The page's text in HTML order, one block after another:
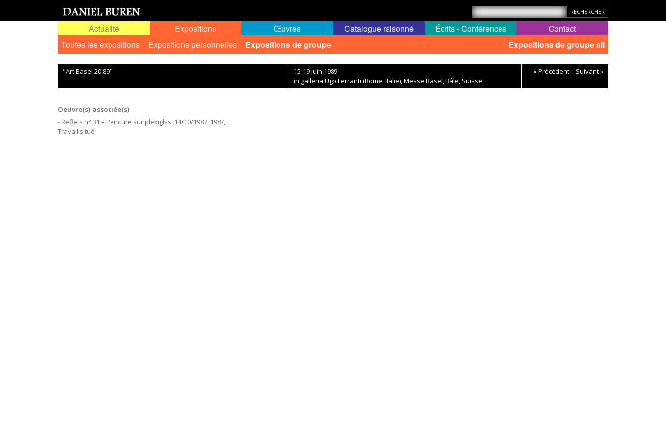
Actualité
Expositions
Toutes les expositions
Expositions personnelles Expositions de groupe Expositions de groupe all
Œuvres Catalogue raisonné Écrits - Conférences Contact
"Art Basel 20'89”
15-19 juin 1989
in galleria Ugo Ferranti (Rome, Italie), Messe Basel, Bâle, Suisse
« Précédent Suivant »
Oeuvre(s) associée(s)
- Reflets n° 31 – Peinture sur plexiglas, 14/10/1987, 1987,
Travail situé